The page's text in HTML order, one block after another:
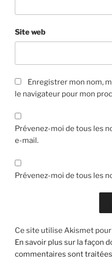
Site web
Enregistrer mon nom,
le navigateur pour mon
Prévenez-moi de tous les
e-mail.
Prévenez-moi de tous les
Ce site utilise Akismet
En savoir plus sur la façon
commentaires sont traitées